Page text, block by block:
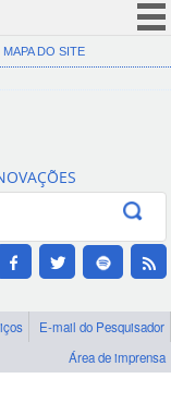
(COVID-19)
Canais
MAPA DO SITE
E-mail do Pesquisador
Área de imprensa